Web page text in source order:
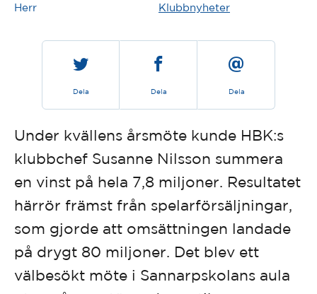
Herr Klubbnyheter
Dela Dela Dela
Under kvällens årsmöte kunde HBK:s
klubbchef Susanne Nilsson summera
en vinst på hela 7,8 miljoner. Resultatet
härrör främst från spelarförsäljningar,
som gjorde att omsättningen landade
på drygt 80 miljoner. Det blev ett
välbesökt möte i Sannarpskolans aula